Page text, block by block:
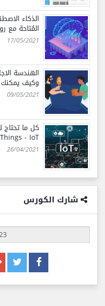
المُتاحة مع
17/05/2021
الهندسة
وكيف
09/05/2021
كل ما تحتاج
- IoT
26/04/2021
شارك الكورس